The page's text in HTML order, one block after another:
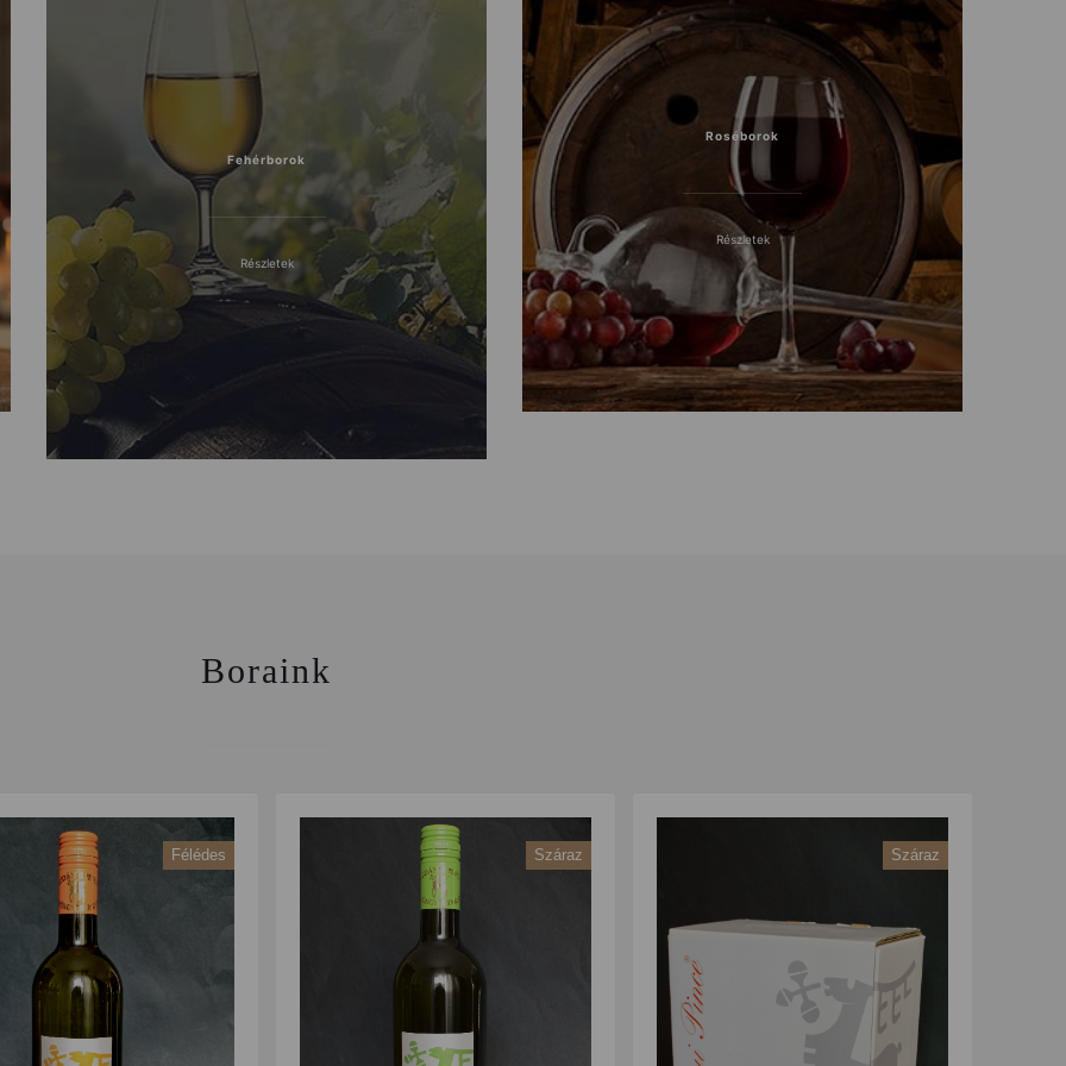
Fehérborok
Részletek
Roséborok
Részletek
Boraink
Félédes Száraz Száraz